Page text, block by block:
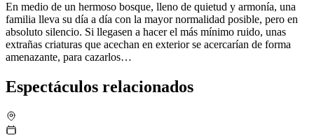
En medio de un hermoso bosque, lleno de quietud y armonía, una
familia lleva su día a día con la mayor normalidad posible, pero en
absoluto silencio. Si llegasen a hacer el más mínimo ruido, unas
extrañas criaturas que acechan en exterior se acercarían de forma
amenazante, para cazarlos…
Espectáculos relacionados